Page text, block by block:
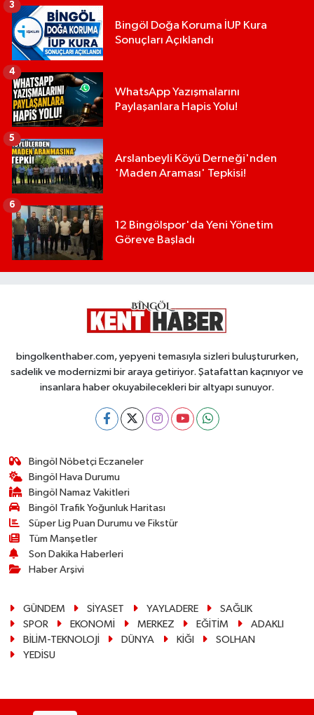
Bingöl Doğa Koruma İUP Kura
Sonuçları Açıklandı
3
WhatsApp Yazışmalarını
Paylaşanlara Hapis Yolu!
4
Arslanbeyli Köyü Derneği'nden
'Maden Araması' Tepkisi!
5
12 Bingölspor'da Yeni Yönetim
Göreve Başladı
6
bingolkenthaber.com, yepyeni temasıyla sizleri buluştururken,
sadelik ve modernizmi bir araya getiriyor. Şatafattan kaçınıyor ve
insanlara haber okuyabilecekleri bir altyapı sunuyor.
Bingöl Nöbetçi Eczaneler
Bingöl Hava Durumu
Bingöl Namaz Vakitleri
Bingöl Trafik Yoğunluk Haritası
Süper Lig Puan Durumu ve Fikstür
Tüm Manşetler
Son Dakika Haberleri
Haber Arşivi
GÜNDEM SİYASET YAYLADERE
SAĞLIK
SPOR
EKONOMİ MERKEZ EĞİTİM
ADAKLI
BİLİM-TEKNOLOJİ
DÜNYA KİĞI
SOLHAN
YEDİSU